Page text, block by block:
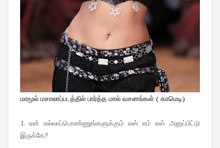
மாமூல் மசாலாப்படத்தில் பார்த்த மால் வசனங்கள் ( காமெடி)
1. ஏன் எல்லாப்பொண்ணுங்களுக்கும் எஸ் எம் எஸ் அனுப்பிட்டு
இருக்கே?